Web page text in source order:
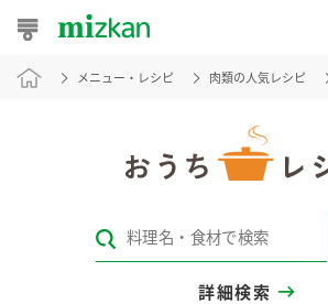
おうちレシピ
レシピカテゴリ一覧
メニュー・レシピ 肉類の人気レシピ
詳細検索